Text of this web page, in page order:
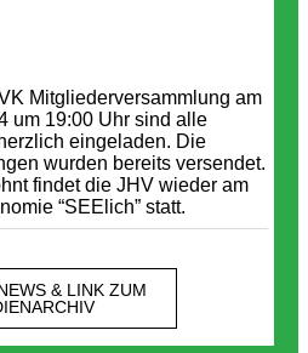
Mitgliederversammlung am
um 19:00 Uhr sind alle
eingeladen. Die
wurden bereits versendet.
findet die JHV wieder am
“SEElich” statt.
& LINK ZUM